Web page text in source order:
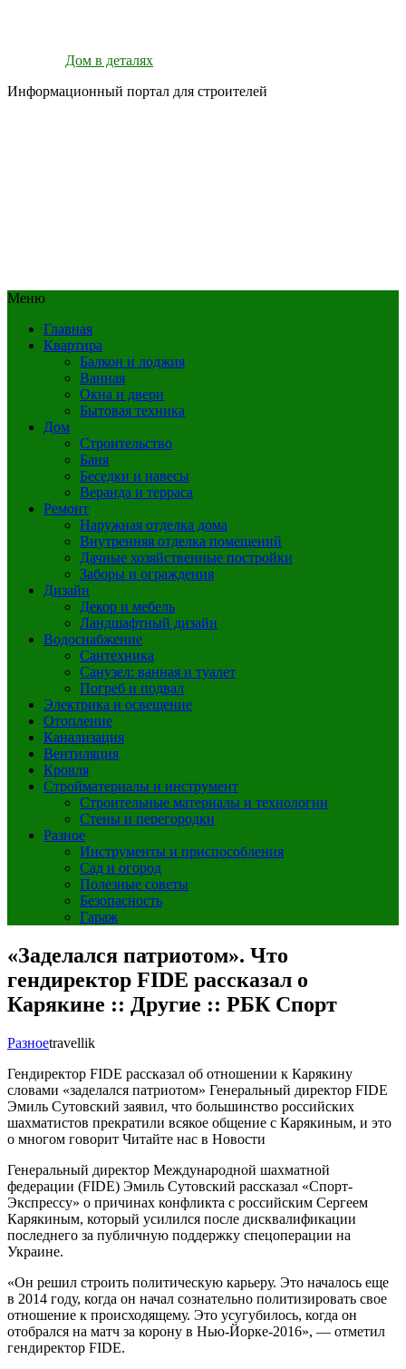
Дом в деталях
Информационный портал для строителей
Меню
Главная
Квартира
Балкон и лоджия
Ванная
Окна и двери
Бытовая техника
Дом
Строительство
Баня
Беседки и навесы
Веранда и терраса
Ремонт
Наружная отделка дома
Внутренняя отделка помещений
Дачные хозяйственные постройки
Заборы и ограждения
Дизайн
Декор и мебель
Ландшафтный дизайн
Водоснабжение
Сантехника
Санузел: ванная и туалет
Погреб и подвал
Электрика и освещение
Отопление
Канализация
Вентиляция
Кровля
Стройматериалы и инструмент
Строительные материалы и технологии
Стены и перегородки
Разное
Инструменты и приспособления
Сад и огород
Полезные советы
Безопасность
Гараж
«Заделался патриотом». Что
гендиректор FIDE рассказал о
Карякине :: Другие :: РБК Спорт
Разноеtravellik
Гендиректор FIDE рассказал об отношении к Карякину
словами «заделался патриотом» Генеральный директор FIDE
Эмиль Сутовский заявил, что большинство российских
шахматистов прекратили всякое общение с Карякиным, и это
о многом говорит Читайте нас в Новости
Генеральный директор Международной шахматной
федерации (FIDE) Эмиль Сутовский рассказал «Спорт-
Экспрессу» о причинах конфликта с российским Сергеем
Карякиным, который усилился после дисквалификации
последнего за публичную поддержку спецоперации на
Украине.
«Он решил строить политическую карьеру. Это началось еще
в 2014 году, когда он начал сознательно политизировать свое
отношение к происходящему. Это усугубилось, когда он
отобрался на матч за корону в Нью-Йорке-2016», — отметил
гендиректор FIDE.